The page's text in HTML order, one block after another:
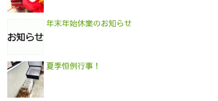
年末年始休業のお知らせ
夏季恒例行事！